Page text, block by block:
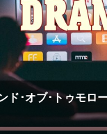
ド･オブ･トゥモロ